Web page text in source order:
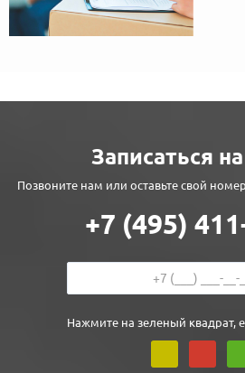
Записаться
Позвоните нам или оставьте свой
+7 (495)
Нажмите на зеленый квадрат,